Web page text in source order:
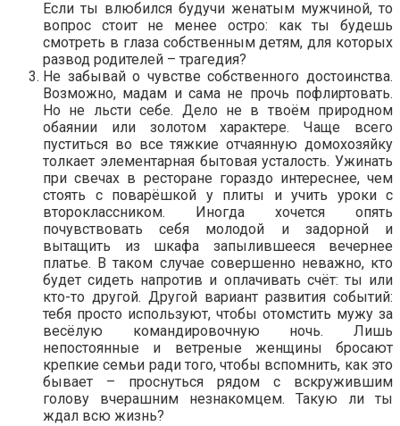
Если ты влюбился будучи женатым мужчиной, то
вопрос стоит не менее остро: как ты будешь
смотреть в глаза собственным детям, для которых
развод родителей – трагедия?
Не забывай о чувстве собственного достоинства.
Возможно, мадам и сама не прочь пофлиртовать.
Но не льсти себе. Дело не в твоём природном
обаянии или золотом характере. Чаще всего
пуститься во все тяжкие отчаянную домохозяйку
толкает элементарная бытовая усталость. Ужинать
при свечах в ресторане гораздо интереснее, чем
стоять с поварёшкой у плиты и учить уроки с
второклассником. Иногда хочется опять
почувствовать себя молодой и задорной и
вытащить из шкафа запылившееся вечернее
платье. В таком случае совершенно неважно, кто
будет сидеть напротив и оплачивать счёт: ты или
кто-то другой. Другой вариант развития событий:
тебя просто используют, чтобы отомстить мужу за
весёлую командировочную ночь. Лишь
непостоянные и ветреные женщины бросают
крепкие семьи ради того, чтобы вспомнить, как это
бывает – проснуться рядом с вскружившим
голову вчерашним незнакомцем. Такую ли ты
ждал всю жизнь?